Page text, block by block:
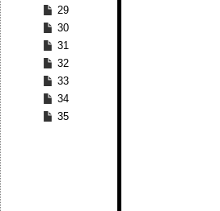
29
30
31
32
33
34
35